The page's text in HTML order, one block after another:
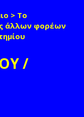
> Το
άλλων φορέων
/